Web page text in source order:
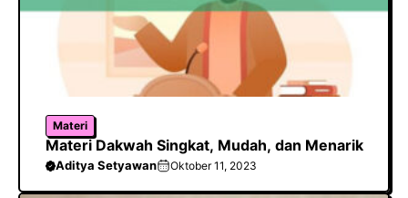
Materi
Materi Dakwah Singkat, Mudah, dan Menarik
Aditya Setyawan Oktober 11, 2023